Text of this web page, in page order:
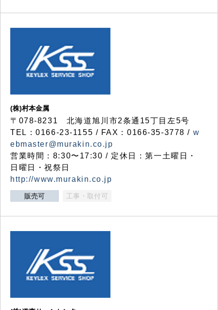
(株)村本金属
〒078-8231 北海道旭川市2条通15丁目左5号
TEL：0166-23-1155 / FAX：0166-35-3778 / w
ebmaster@murakin.co.jp
営業時間：8:30〜17:30 / 定休日：第一土曜日・
日曜日・祝祭日
http://www.murakin.co.jp
販売可 工事・取付可